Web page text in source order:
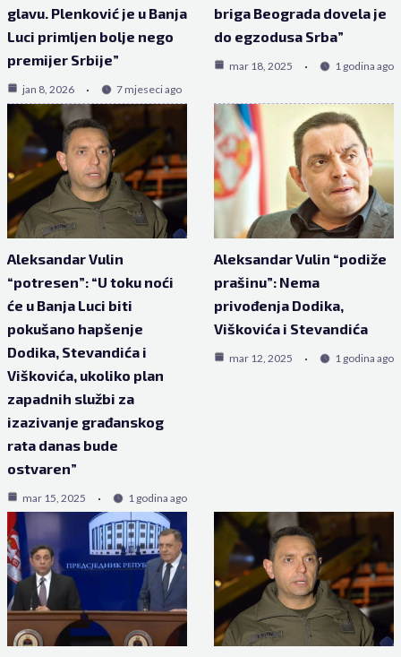
glavu. Plenković je u Banja
Luci primljen bolje nego
premijer Srbije”
jan 8, 2026 7 mjeseci ago
briga Beograda dovela je
do egzodusa Srba”
mar 18, 2025 1 godina ago
Aleksandar Vulin
“potresen”: “U toku noći
će u Banja Luci biti
pokušano hapšenje
Dodika, Stevandića i
Viškovića, ukoliko plan
zapadnih službi za
izazivanje građanskog
rata danas bude
ostvaren”
mar 15, 2025 1 godina ago
Aleksandar Vulin “podiže
prašinu”: Nema
privođenja Dodika,
Viškovića i Stevandića
mar 12, 2025 1 godina ago